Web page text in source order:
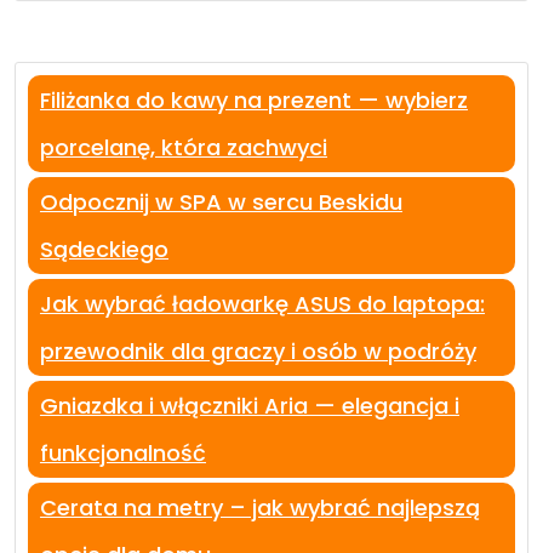
Filiżanka do kawy na prezent — wybierz
porcelanę, która zachwyci
Odpocznij w SPA w sercu Beskidu
Sądeckiego
Jak wybrać ładowarkę ASUS do laptopa:
przewodnik dla graczy i osób w podróży
Gniazdka i włączniki Aria — elegancja i
funkcjonalność
Cerata na metry – jak wybrać najlepszą